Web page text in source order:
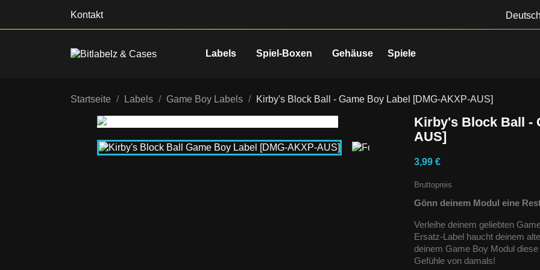
Kontakt Deutsch
Labels Spiel-Boxen Gehäuse Spiele
Startseite Labels Game Boy Labels Kirby's Block Ball - Game Boy Label [DMG-AKXP-AUS]
Kirby's Block Ball -
AUS]
3,99 €
Bruttopreis
Gönn deinem Modul eine
Verleihe deinem geliebten
Ersatz-Label haucht deinem
deinem Game Boy Modul
Gefühle von damals!